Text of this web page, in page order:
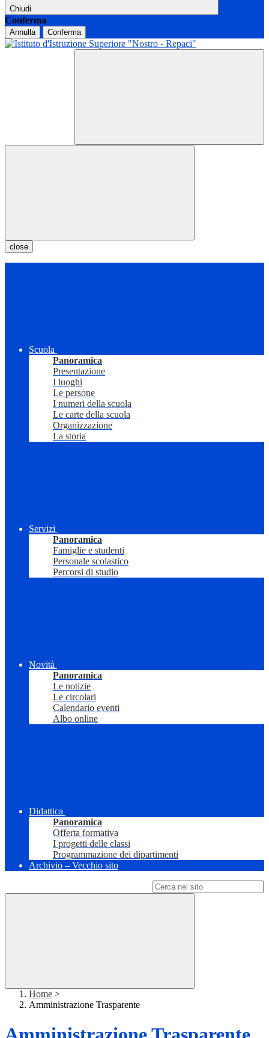
Chiudi
Conferma
Annulla Conferma
close
Scuola
Panoramica
Presentazione
I luoghi
Le persone
I numeri della scuola
Le carte della scuola
Organizzazione
La storia
Servizi
Panoramica
Famiglie e studenti
Personale scolastico
Percorsi di studio
Novità
Panoramica
Le notizie
Le circolari
Calendario eventi
Albo online
Didattica
Panoramica
Offerta formativa
I progetti delle classi
Programmazione dei dipartimenti
Archivio – Vecchio sito
Home >
Amministrazione Trasparente